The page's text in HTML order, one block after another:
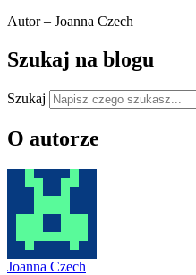
Autor – Joanna Czech
Szukaj na blogu
Szukaj
O autorze
Joanna Czech